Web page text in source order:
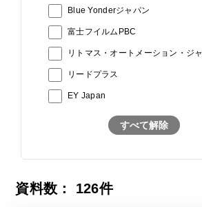
Blue Yonderジャパン
富士フイルムPBC
リトマス・オートメーション・ジ
リードプラス
EY Japan
すべて解除
資料数： 126件